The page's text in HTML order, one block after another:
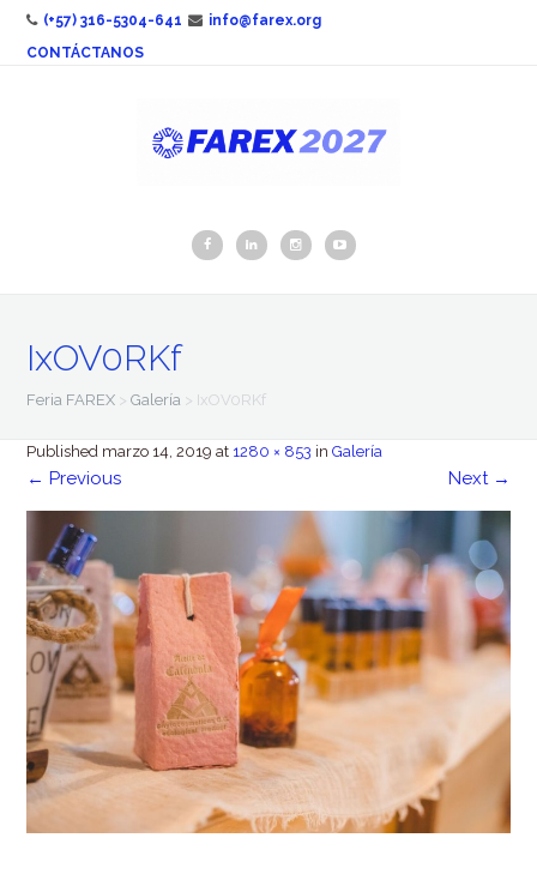
(+57) 316-5304-641
info@farex.org
CONTÁCTANOS
IxOV0RKf
Feria FAREX >Galería > IxOV0RKf
Published marzo 14, 2019 at 1280 × 853 inGalería
← Previous Next →